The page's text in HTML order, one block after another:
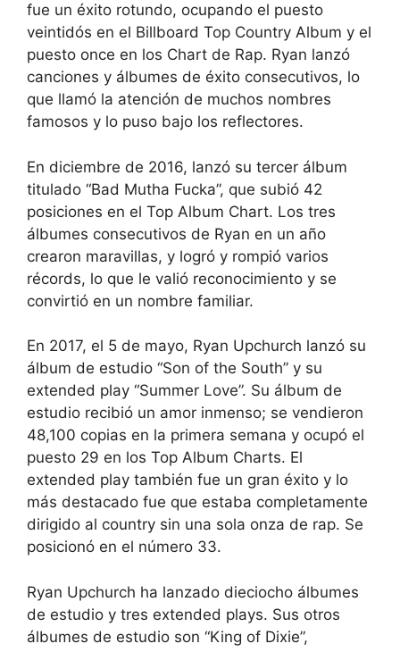
fue un éxito rotundo, ocupando el puesto
veintidós en el Billboard Top Country Album y el
puesto once en los Chart de Rap. Ryan lanzó
canciones y álbumes de éxito consecutivos, lo
que llamó la atención de muchos nombres
famosos y lo puso bajo los reflectores.
En diciembre de 2016, lanzó su tercer álbum
titulado “Bad Mutha Fucka”, que subió 42
posiciones en el Top Album Chart. Los tres
álbumes consecutivos de Ryan en un año
crearon maravillas, y logró y rompió varios
récords, lo que le valió reconocimiento y se
convirtió en un nombre familiar.
En 2017, el 5 de mayo, Ryan Upchurch lanzó su
álbum de estudio “Son of the South” y su
extended play “Summer Love”. Su álbum de
estudio recibió un amor inmenso; se vendieron
48,100 copias en la primera semana y ocupó el
puesto 29 en los Top Album Charts. El
extended play también fue un gran éxito y lo
más destacado fue que estaba completamente
dirigido al country sin una sola onza de rap. Se
posicionó en el número 33.
Ryan Upchurch ha lanzado dieciocho álbumes
de estudio y tres extended plays. Sus otros
álbumes de estudio son “King of Dixie”,